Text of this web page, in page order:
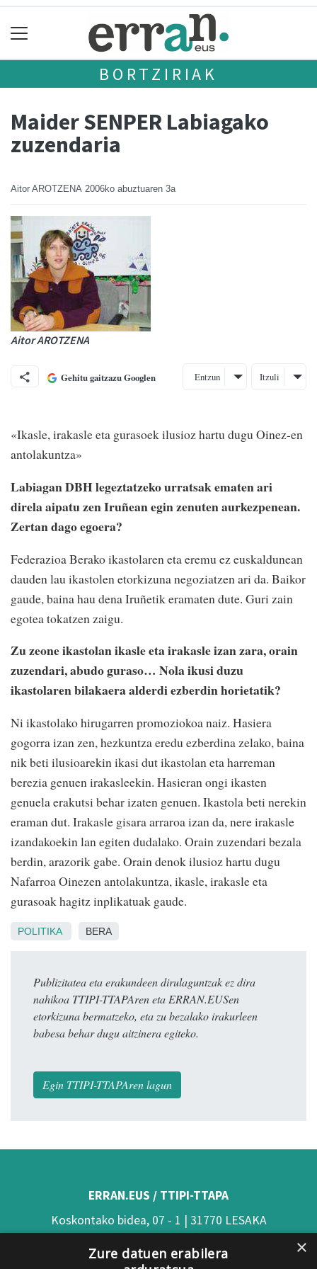
BORTZIRIAK
Maider SENPER Labiagako
zuzendaria
Aitor AROTZENA 2006ko abuztuaren 3a
Aitor AROTZENA
Gehitu gaitzazu Googlen Entzun Itzuli
«Ikasle, irakasle eta gurasoek ilusioz hartu dugu Oinez-en
antolakuntza»
Labiagan DBH legeztatzeko urratsak ematen ari
direla aipatu zen Iruñean egin zenuten aurkezpenean.
Zertan dago egoera?
Federazioa Berako ikastolaren eta eremu ez euskaldunean
dauden lau ikastolen etorkizuna negoziatzen ari da. Baikor
gaude, baina hau dena Iruñetik eramaten dute. Guri zain
egotea tokatzen zaigu.
Zu zeone ikastolan ikasle eta irakasle izan zara, orain
zuzendari, abudo guraso… Nola ikusi duzu
ikastolaren bilakaera alderdi ezberdin horietatik?
Ni ikastolako hirugarren promoziokoa naiz. Hasiera
gogorra izan zen, hezkuntza eredu ezberdina zelako, baina
nik beti ilusioarekin ikasi dut ikastolan eta harreman
berezia genuen irakasleekin. Hasieran ongi ikasten
genuela erakutsi behar izaten genuen. Ikastola beti nerekin
eraman dut. Irakasle gisara arraroa izan da, nere irakasle
izandakoekin lan egiten dudalako. Orain zuzendari bezala
berdin, arazorik gabe. Orain denok ilusioz hartu dugu
Nafarroa Oinezen antolakuntza, ikasle, irakasle eta
gurasoak hagitz inplikatuak gaude.
POLITIKA BERA
Publizitatea eta erakundeen dirulaguntzak ez dira
nahikoa TTIPI-TTAPAren eta ERRAN.EUSen
etorkizuna bermatzeko, eta zu bezalako irakurleen
babesa behar dugu aitzinera egiteko.
Egin TTIPI-TTAPAren lagun
ERRAN.EUS / TTIPI-TTAPA
Koskontako bidea, 07 - 1 | 31770 LESAKA
(Nafarroa)
×
Zure datuen erabilera